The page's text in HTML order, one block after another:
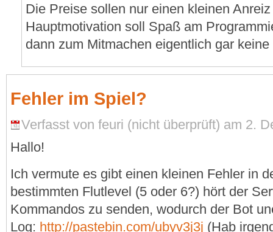
Die Preise sollen nur einen kleinen
Hauptmotivation soll Spaß am
dann zum Mitmachen eigentlich gar
Fehler im Spiel?
Verfasst von feuri (nicht überprüft) am 2.
Hallo!
Ich vermute es gibt einen kleinen Fehler in
bestimmten Flutlevel (5 oder 6?) hört der
Kommandos zu senden, wodurch der Bot
Log: http://pastebin.com/ubyv3j3j (Hab